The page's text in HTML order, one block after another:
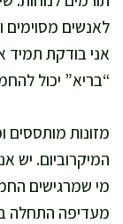
לאנשים מסוימים
אני בודקת תמיד
“בריא” יכול
מזונות מותססים
המיקרוביום. יש
מי שמרגישים
מעדיפה התחלה